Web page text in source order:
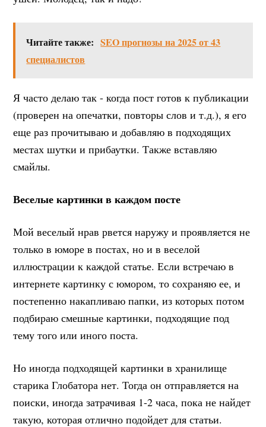
Читайте также: SEO прогнозы на 2025 от 43
специалистов
Я часто делаю так - когда пост готов к публикации
(проверен на опечатки, повторы слов и т.д.), я его
еще раз прочитываю и добавляю в подходящих
местах шутки и прибаутки. Также вставляю
смайлы.
Веселые картинки в каждом посте
Мой веселый нрав рвется наружу и проявляется не
только в юморе в постах, но и в веселой
иллюстрации к каждой статье. Если встречаю в
интернете картинку с юмором, то сохраняю ее, и
постепенно накапливаю папки, из которых потом
подбираю смешные картинки, подходящие под
тему того или иного поста.
Но иногда подходящей картинки в хранилище
старика Глобатора нет. Тогда он отправляется на
поиски, иногда затрачивая 1-2 часа, пока не найдет
такую, которая отлично подойдет для статьи.